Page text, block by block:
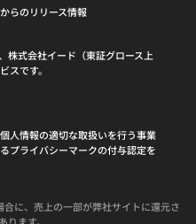
らのリリース情報
株式会社イード（東証グロース上
スです。
人情報の適切な取扱いを行う事業
プライバシーマークの付与認定を
に、売上の一部が弊社サイトに還元さ